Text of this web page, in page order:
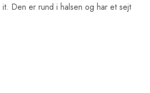
it. Den er rund i halsen og har et sejt